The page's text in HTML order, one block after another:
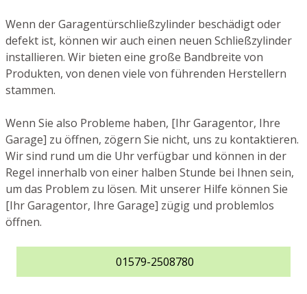
Wenn der Garagentürschließzylinder beschädigt oder
defekt ist, können wir auch einen neuen Schließzylinder
installieren. Wir bieten eine große Bandbreite von
Produkten, von denen viele von führenden Herstellern
stammen.
Wenn Sie also Probleme haben, [Ihr Garagentor, Ihre
Garage] zu öffnen, zögern Sie nicht, uns zu kontaktieren.
Wir sind rund um die Uhr verfügbar und können in der
Regel innerhalb von einer halben Stunde bei Ihnen sein,
um das Problem zu lösen. Mit unserer Hilfe können Sie
[Ihr Garagentor, Ihre Garage] zügig und problemlos
öffnen.
01579-2508780